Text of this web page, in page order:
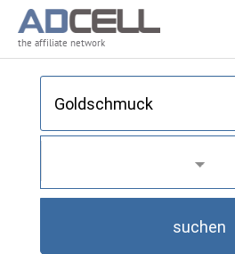
the affiliate network
suchen